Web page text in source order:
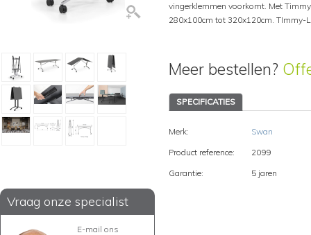
Vraag onze specialist
E-mail ons
vingerklemmen voorkomt. Met
280x100cm tot 320x120cm. TImmy-
Meer bestellen?
SPECIFICATIES
Merk:
Swan
Product reference:
2099
Garantie:
5 jaren